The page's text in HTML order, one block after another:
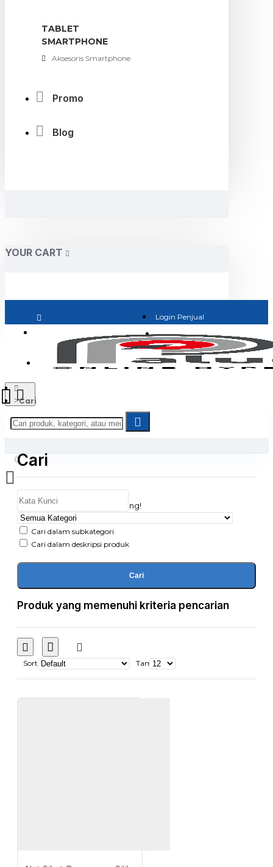
TABLET
SMARTPHONE
Aksesoris Smartphone
Promo
Blog
YOUR CART
Login Penjual
Jadi Penjual
0
Daftar belanja Anda kosong!
Cari
Cari
Cari dalam subkategori
Cari dalam deskripsi produk
Cari
Produk yang memenuhi kriteria pencarian
Sort Tampilkan: